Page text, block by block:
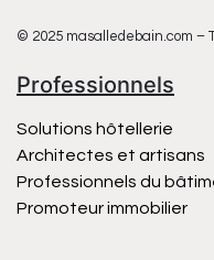
© 2025 masalledebain.com –
Professionnels
Solutions hôtellerie
Architectes et artisans
Professionnels du
Promoteur immobilier